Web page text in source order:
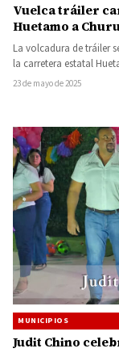
Vuelca tráiler
Huetamo a
La volcadura de tráiler
la carretera estatal
23 de mayo de 2025
MUNICIPIOS
Judit Chino